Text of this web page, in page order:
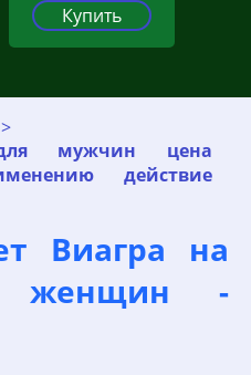
Купить
мужчин цена
действие
Виагра на
женщин -